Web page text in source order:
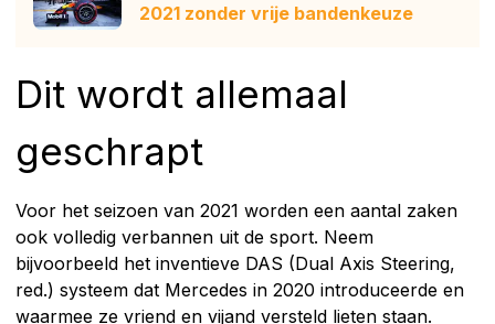
2021 zonder vrije bandenkeuze
Dit wordt allemaal
geschrapt
Voor het seizoen van 2021 worden een aantal zaken
ook volledig verbannen uit de sport. Neem
bijvoorbeeld het inventieve DAS (Dual Axis Steering,
red.) systeem dat Mercedes in 2020 introduceerde en
waarmee ze vriend en vijand versteld lieten staan.